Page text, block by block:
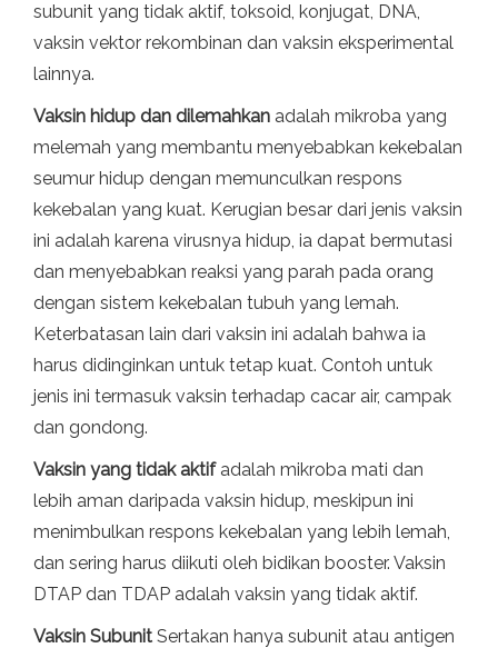
subunit yang tidak aktif, toksoid, konjugat, DNA,
vaksin vektor rekombinan dan vaksin eksperimental
lainnya.
Vaksin hidup dan dilemahkan adalah mikroba yang
melemah yang membantu menyebabkan kekebalan
seumur hidup dengan memunculkan respons
kekebalan yang kuat. Kerugian besar dari jenis vaksin
ini adalah karena virusnya hidup, ia dapat bermutasi
dan menyebabkan reaksi yang parah pada orang
dengan sistem kekebalan tubuh yang lemah.
Keterbatasan lain dari vaksin ini adalah bahwa ia
harus didinginkan untuk tetap kuat. Contoh untuk
jenis ini termasuk vaksin terhadap cacar air, campak
dan gondong.
Vaksin yang tidak aktifadalah mikroba mati dan
lebih aman daripada vaksin hidup, meskipun ini
menimbulkan respons kekebalan yang lebih lemah,
dan sering harus diikuti oleh bidikan booster. Vaksin
DTAP dan TDAP adalah vaksin yang tidak aktif.
Vaksin Subunit Sertakan hanya subunit atau antigen